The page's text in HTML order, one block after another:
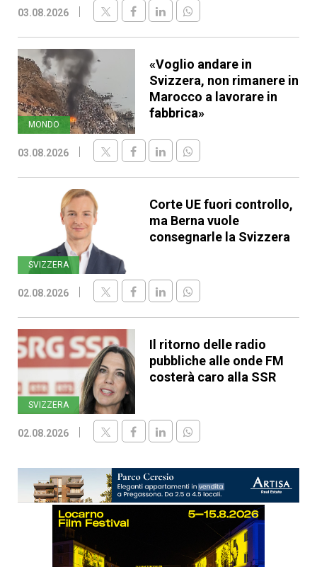
03.08.2026
MONDO
«Voglio andare in
Svizzera, non rimanere in
Marocco a lavorare in
fabbrica»
03.08.2026
SVIZZERA
Corte UE fuori controllo,
ma Berna vuole
consegnarle la Svizzera
02.08.2026
SVIZZERA
Il ritorno delle radio
pubbliche alle onde FM
costerà caro alla SSR
02.08.2026